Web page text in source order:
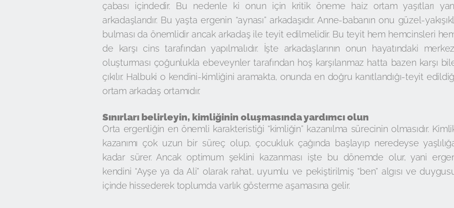
çabası içindedir. Bu nedenle ki onun için kritik öneme haiz ortam yaşıtları
arkadaşlarıdır. Bu yaşta ergenin “aynası” arkadaşıdır. Anne-babanın onu güzel-
bulması da önemlidir ancak arkadaş ile teyit edilmelidir. Bu teyit hem hemcinsleri
de karşı cins tarafından yapılmalıdır. İşte arkadaşlarının onun hayatındaki
oluşturması çoğunlukla ebeveynler tarafından hoş karşılanmaz hatta bazen karşı
çıkılır. Halbuki o kendini-kimliğini aramakta, onunda en doğru kanıtlandığı-teyit
ortam arkadaş ortamıdır.
Sınırları belirleyin, kimliğinin oluşmasında yardımcı olun
Orta ergenliğin en önemli karakteristiği “kimliğin” kazanılma sürecinin olmasıdır.
kazanımı çok uzun bir süreç olup, çocukluk çağında başlayıp neredeyse
kadar sürer. Ancak optimum şeklini kazanması işte bu dönemde olur, yani
kendini “Ayşe ya da Ali” olarak rahat, uyumlu ve pekiştirilmiş “ben” algısı ve
içinde hissederek toplumda varlık gösterme aşamasına gelir.